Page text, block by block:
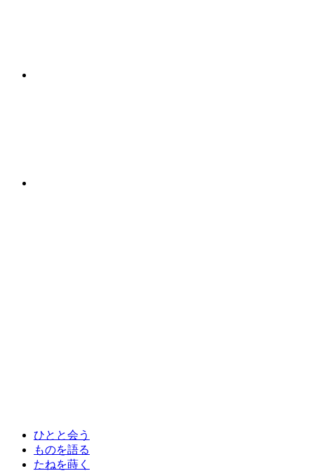
ひとと会う
ものを語る
たねを蒔く